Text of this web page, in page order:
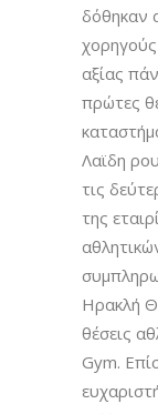
δόθηκαν
αξίας
πρώτες
Λαϊδη
τις
της
Ηρακλή
θέσεις
Gym.